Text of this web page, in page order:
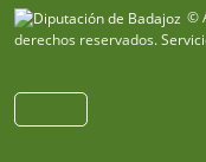
©
derechos reservados.